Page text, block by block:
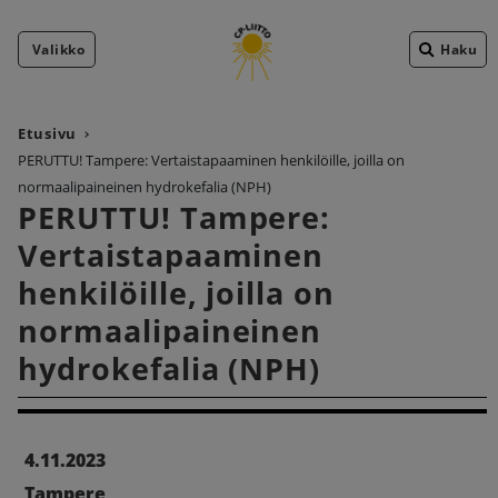
Valikko Haku
Etusivu
PERUTTU! Tampere: Vertaistapaaminen henkilöille, joilla on
normaalipaineinen hydrokefalia (NPH)
PERUTTU! Tampere:
Vertaistapaaminen
henkilöille, joilla on
normaalipaineinen
hydrokefalia (NPH)
4.11.2023